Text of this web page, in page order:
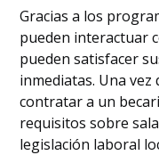
Gracias a los
pueden interactuar
pueden satisfacer
inmediatas. Una vez
contratar a un
requisitos sobre
legislación laboral